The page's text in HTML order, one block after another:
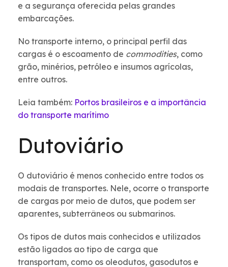
e a segurança oferecida pelas grandes
embarcações.
No transporte interno, o principal perfil das
cargas é o escoamento de commodities, como
grão, minérios, petróleo e insumos agrícolas,
entre outros.
Leia também: Portos brasileiros e a importância
do transporte marítimo
Dutoviário
O dutoviário é menos conhecido entre todos os
modais de transportes. Nele, ocorre o transporte
de cargas por meio de dutos, que podem ser
aparentes, subterrâneos ou submarinos.
Os tipos de dutos mais conhecidos e utilizados
estão ligados ao tipo de carga que
transportam, como os oleodutos, gasodutos e